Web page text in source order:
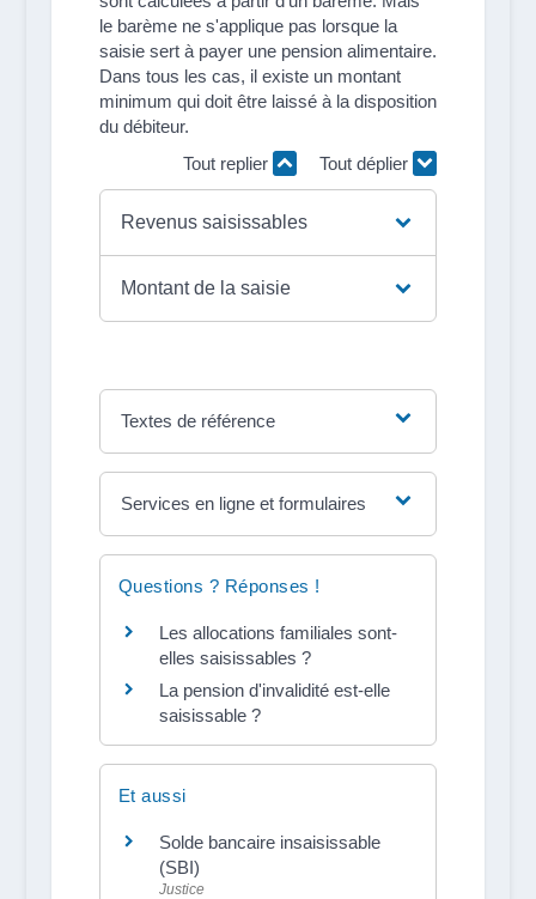
le barème ne s'applique pas lorsque la
saisie sert à payer une pension alimentaire.
Dans tous les cas, il existe un montant
minimum qui doit être laissé à la disposition
du débiteur.
Tout replier
Tout déplier
Revenus saisissables
Montant de la saisie
Textes de référence
Services en ligne et formulaires
Questions ? Réponses !
Les allocations familiales sont-
elles saisissables ?
La pension d'invalidité est-elle
saisissable ?
Et aussi
Solde bancaire insaisissable
(SBI)
Justice